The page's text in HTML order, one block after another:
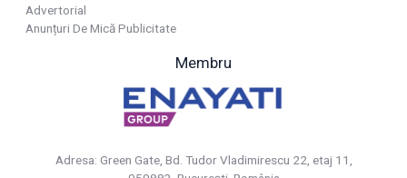
Advertorial
Anunțuri De Mică Publicitate
Membru
Adresa: Green Gate, Bd. Tudor Vladimirescu 22, etaj 11,